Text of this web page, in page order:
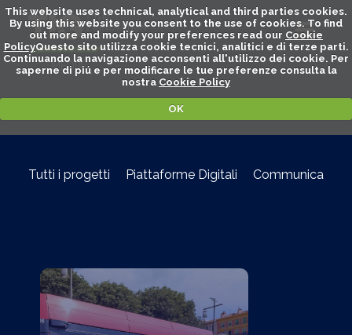
This website uses technical, analytical and third parties cookies.
By using this website you consent to the use of cookies. To find
out more and modify your preferences read our Cookie
PolicyQuesto sito utilizza cookie tecnici, analitici e di terze parti.
Continuando la navigazione acconsenti all'utilizzo dei cookie. Per
saperne di piú e per modificare le tue preferenze consulta la
nostra Cookie Policy
OK
MEDIA
Tutti i progetti Piattaforme Digitali Communication